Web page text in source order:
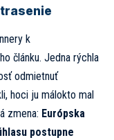
k
článku. Jedna rýchla
odmietnuť
hoci ju málokto mal
zmena: Európska
postupne